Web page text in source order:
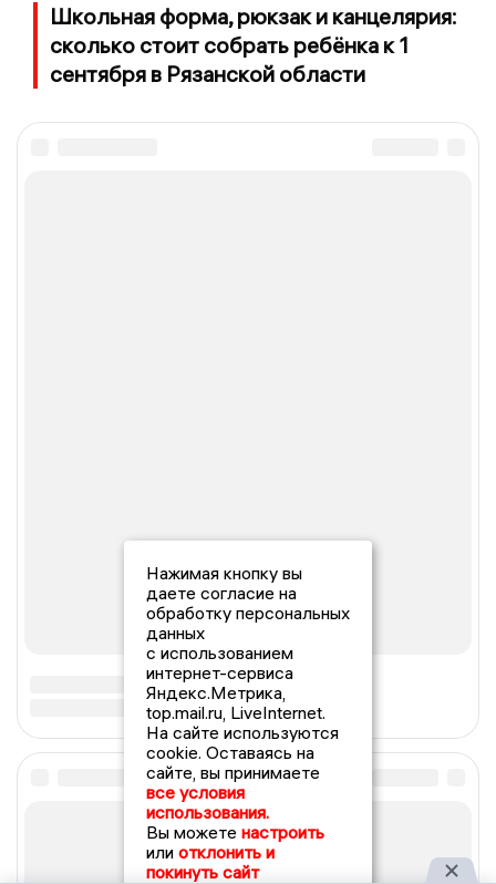
Школьная форма, рюкзак и канцелярия:
сколько стоит собрать ребёнка к 1
сентября в Рязанской области
Нажимая кнопку вы
даете согласие на
обработку персональных
данных
с использованием
интернет-сервиса
Яндекс.Метрика,
top.mail.ru, LiveInternet.
На сайте используются
cookie. Оставаясь на
сайте, вы принимаете
все условия
использования.
Вы можете настроить
или отклонить и
покинуть сайт